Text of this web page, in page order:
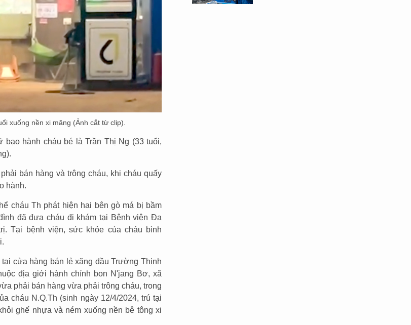
xuống nền xi măng (Ảnh cắt từ clip).
hành cháu bé là Trần Thị Ng (33 tuổi,
bán hàng và trông cháu, khi cháu quấy
hành.
cháu Th phát hiện hai bên gò má bị bầm
đã đưa cháu đi khám tại Bệnh viện Đa
Tại bệnh viện, sức khỏe của cháu bình
cửa hàng bán lẻ xăng dầu Trường Thịnh
địa giới hành chính bon N'jang Bơ, xã
phải bán hàng vừa phải trông cháu, trong
cháu N.Q.Th (sinh ngày 12/4/2024, trú tại
ghế nhựa và ném xuống nền bê tông xi